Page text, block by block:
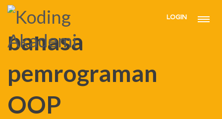
LOGIN
HOME BAHASA PEMROGRAMAN OOP
bahasa
pemrograman
OOP